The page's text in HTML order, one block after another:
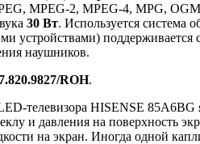
MPEG-2, MPEG-4, MPG,
30 Вт. Используется система
устройствами)
наушников.
ROH.
телевизора HISENSE 85A6BG
и давления на поверхность
на экран. Иногда одной